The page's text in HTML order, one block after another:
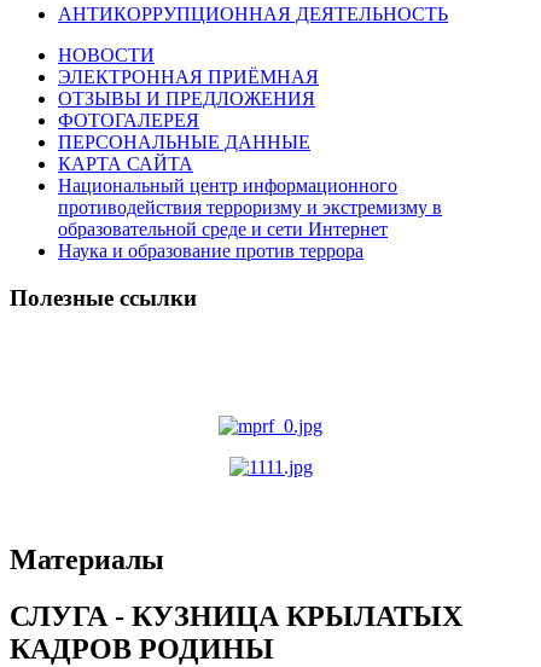
АНТИКОРРУПЦИОННАЯ ДЕЯТЕЛЬНОСТЬ
НОВОСТИ
ЭЛЕКТРОННАЯ ПРИЁМНАЯ
ОТЗЫВЫ И ПРЕДЛОЖЕНИЯ
ФОТОГАЛЕРЕЯ
ПЕРСОНАЛЬНЫЕ ДАННЫЕ
КАРТА САЙТА
Национальный центр информационного
противодействия терроризму и экстремизму в
образовательной среде и сети Интернет
Наука и образование против террора
Полезные ссылки
Материалы
СЛУГА - КУЗНИЦА КРЫЛАТЫХ
КАДРОВ РОДИНЫ